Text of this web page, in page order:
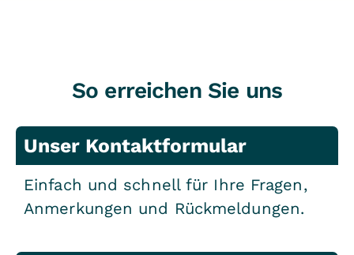
So erreichen Sie uns
Unser Kontaktformular
Einfach und schnell für Ihre Fragen,
Anmerkungen und Rückmeldungen.